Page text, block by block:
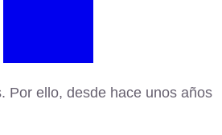
Por ello, desde hace unos años